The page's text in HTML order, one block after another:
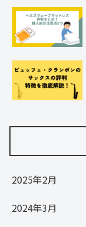
2025年2月
2024年3月